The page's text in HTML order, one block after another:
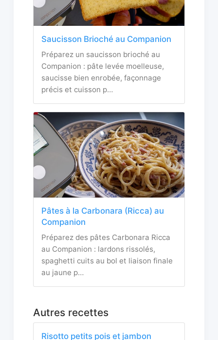
Saucisson Brioché au Companion
Préparez un saucisson brioché au
Companion : pâte levée moelleuse,
saucisse bien enrobée, façonnage
précis et cuisson p…
Pâtes à la Carbonara (Ricca) au
Companion
Préparez des pâtes Carbonara Ricca
au Companion : lardons rissolés,
spaghetti cuits au bol et liaison finale
au jaune p…
Autres recettes
Risotto petits pois et jambon